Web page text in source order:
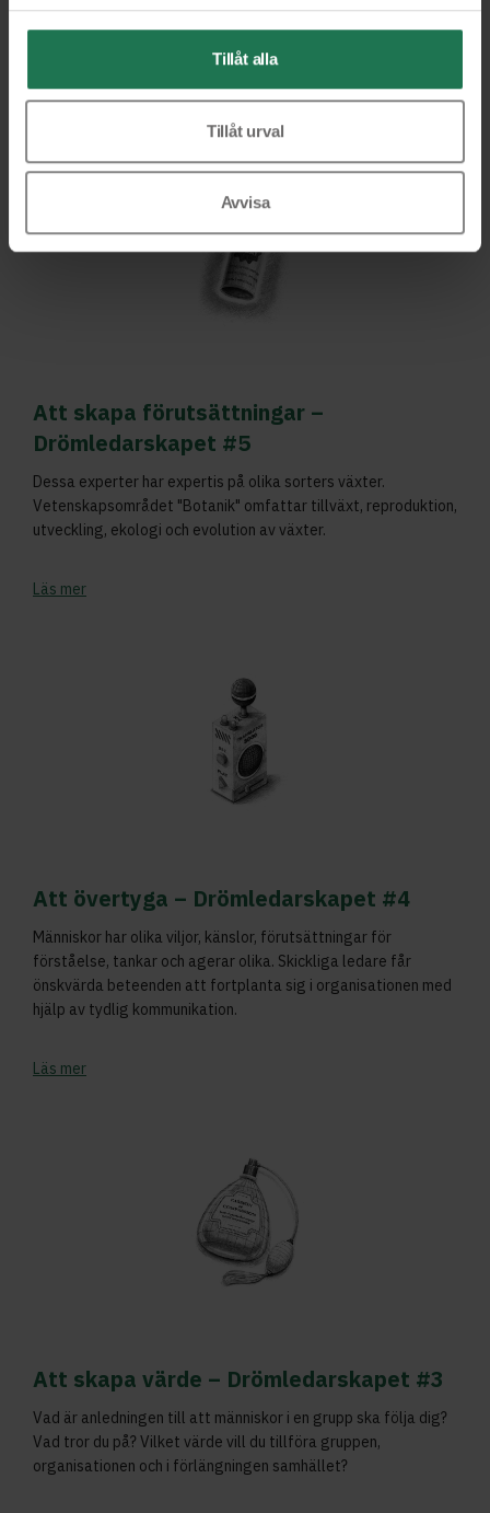
Tillåt alla
Tillåt urval
Avvisa
Relaterade artiklar
Att skapa förutsättningar –
Drömledarskapet #5
Dessa experter har expertis på olika sorters växter.
Vetenskapsområdet "Botanik" omfattar tillväxt, reproduktion,
utveckling, ekologi och evolution av växter.
Läs mer
Att övertyga – Drömledarskapet #4
Människor har olika viljor, känslor, förutsättningar för
förståelse, tankar och agerar olika. Skickliga ledare får
önskvärda beteenden att fortplanta sig i organisationen med
hjälp av tydlig kommunikation.
Läs mer
Att skapa värde – Drömledarskapet #3
Vad är anledningen till att människor i en grupp ska följa dig?
Vad tror du på? Vilket värde vill du tillföra gruppen,
organisationen och i förlängningen samhället?